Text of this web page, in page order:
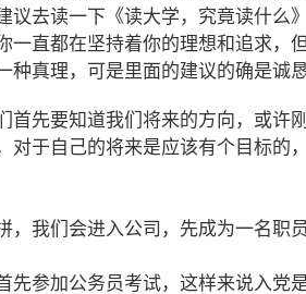
议去读一下《读大学，究竟读什么
一直都在坚持着你的理想和追求，
种真理，可是里面的建议的确是诚
首先要知道我们将来的方向，或许
对于自己的将来是应该有个目标的
，我们会进入公司，先成为一名职员
先参加公务员考试，这样来说入党